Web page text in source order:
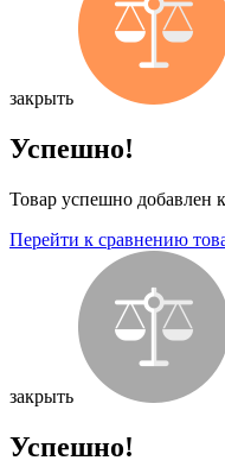
закрыть
Успешно!
Товар успешно добавлен
Перейти к сравнению
закрыть
Успешно!